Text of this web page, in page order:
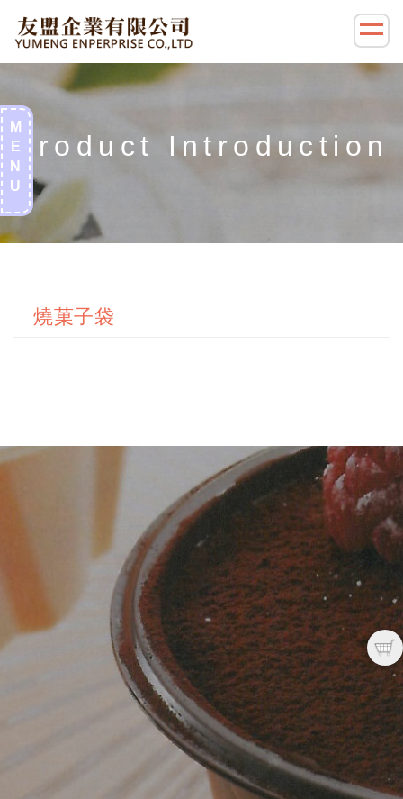
商品介紹左側選單(零售)
燒菓子袋
M
E
N
U